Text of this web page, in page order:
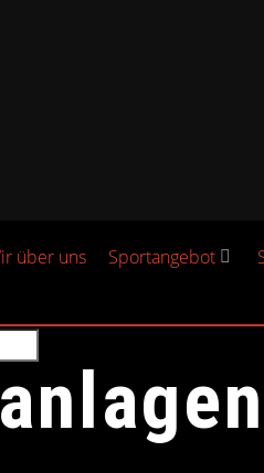
über uns Sportangebot